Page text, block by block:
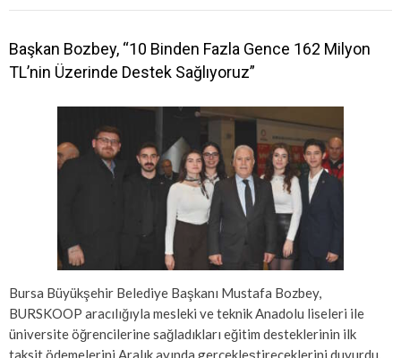
Başkan Bozbey, “10 Binden Fazla Gence 162 Milyon
TL’nin Üzerinde Destek Sağlıyoruz”
Bursa Büyükşehir Belediye Başkanı Mustafa Bozbey,
BURSKOOP aracılığıyla mesleki ve teknik Anadolu liseleri ile
üniversite öğrencilerine sağladıkları eğitim desteklerinin ilk
taksit ödemelerini Aralık ayında gerçekleştireceklerini duyurdu.